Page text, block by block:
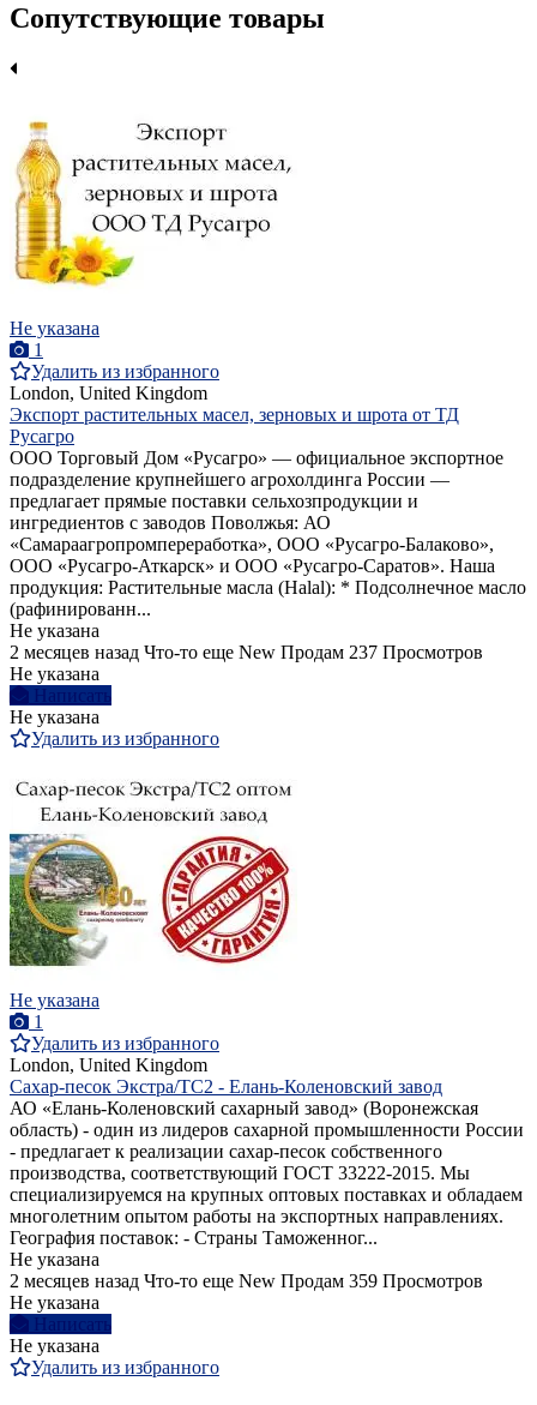
Сопутствующие товары
Не указана
1
Удалить из избранного
London, United Kingdom
Экспорт растительных масел, зерновых и шрота от ТД
Русагро
ООО Торговый Дом «Русагро» — официальное экспортное
подразделение крупнейшего агрохолдинга России —
предлагает прямые поставки сельхозпродукции и
ингредиентов с заводов Поволжья: АО
«Самараагропромпереработка», ООО «Русагро-Балаково»,
ООО «Русагро-Аткарск» и ООО «Русагро-Саратов». Наша
продукция: Растительные масла (Halal): * Подсолнечное масло
(рафинированн...
Не указана
2 месяцев назад Что-то еще New Продам 237 Просмотров
Не указана
Написать
Не указана
Удалить из избранного
Не указана
1
Удалить из избранного
London, United Kingdom
Сахар-песок Экстра/ТС2 - Елань-Коленовский завод
АО «Елань-Коленовский сахарный завод» (Воронежская
область) - один из лидеров сахарной промышленности России
- предлагает к реализации сахар-песок собственного
производства, соответствующий ГОСТ 33222-2015. Мы
специализируемся на крупных оптовых поставках и обладаем
многолетним опытом работы на экспортных направлениях.
География поставок: - Страны Таможенног...
Не указана
2 месяцев назад Что-то еще New Продам 359 Просмотров
Не указана
Написать
Не указана
Удалить из избранного